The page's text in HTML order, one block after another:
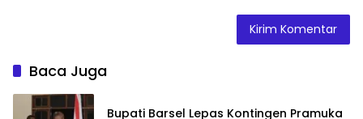
Baca Juga
Bupati Barsel Lepas Kontingen Pramuka